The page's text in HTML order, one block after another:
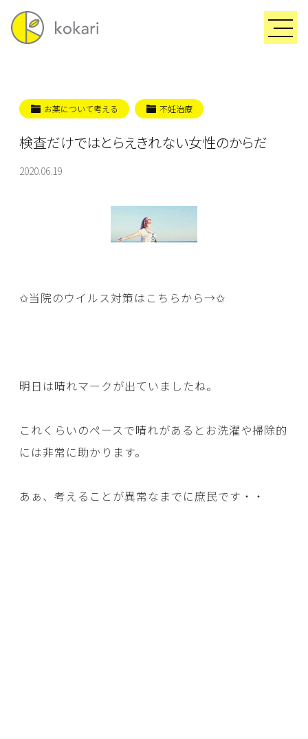
お薬について考える 不妊治療
検査だけではとらえきれない女性のからだ
2020.06.19
✩当院のウイルス対策はこちらから→✩
明日は晴れマークが出ていましたね。
これくらいのペースで晴れがあるとお洗濯や掃除的
には非常に助かります。
あぁ、考えることが異常なまでに庶民です・・